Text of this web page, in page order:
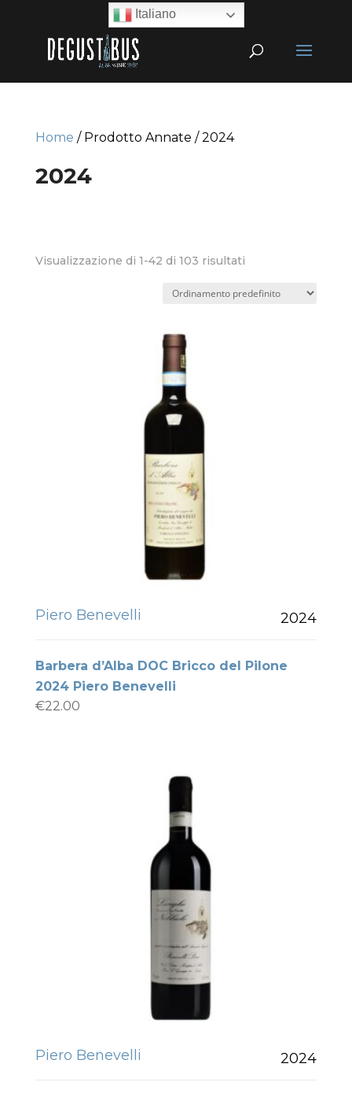
Home / Prodotto Annate / 2024
2024
Visualizzazione di 1-42 di 103 risultati
Piero Benevelli 2024
Barbera d’Alba DOC Bricco del Pilone
2024 Piero Benevelli
€22.00
Piero Benevelli 2024
Italiano